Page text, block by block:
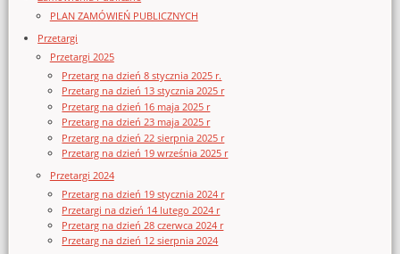
PLAN ZAMÓWIEŃ PUBLICZNYCH
Przetargi
Przetargi 2025
Przetarg na dzień 8 stycznia 2025 r.
Przetarg na dzień 13 stycznia 2025 r
Przetarg na dzień 16 maja 2025 r
Przetarg na dzień 23 maja 2025 r
Przetarg na dzień 22 sierpnia 2025 r
Przetarg na dzień 19 września 2025 r
Przetargi 2024
Przetarg na dzień 19 stycznia 2024 r
Przetargi na dzień 14 lutego 2024 r
Przetarg na dzień 28 czerwca 2024 r
Przetarg na dzień 12 sierpnia 2024